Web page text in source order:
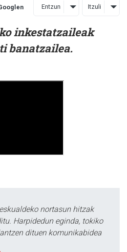
Entzun Itzuli
inkestatzaileak
banatzailea.
nortasun hitzak
Harpidedun eginda, tokiko
dituen komunikabidea